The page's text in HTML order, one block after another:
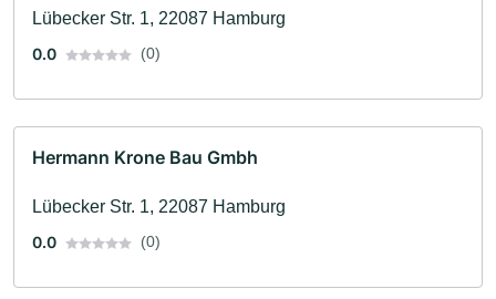
Lübecker Str. 1, 22087 Hamburg
0.0
(0)
Hermann Krone Bau Gmbh
Lübecker Str. 1, 22087 Hamburg
0.0
(0)